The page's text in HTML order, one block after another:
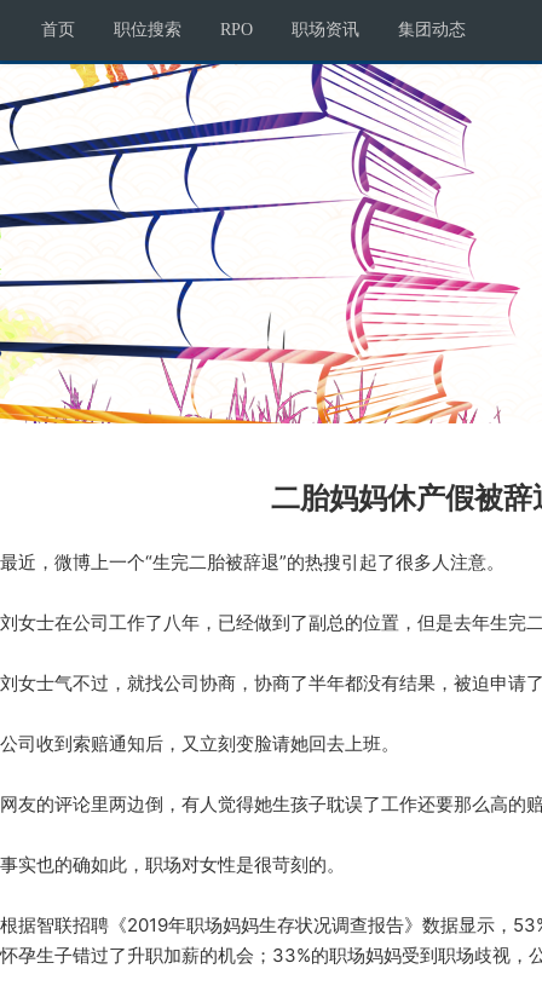
首页 职位搜索 RPO 职场资讯 集团动态
二胎妈妈休产假被
最近，微博上一个“生完二胎被辞退”的热搜引起了很多人注意。
刘女士在公司工作了八年，已经做到了副总的位置，但是去年生完
刘女士气不过，就找公司协商，协商了半年都没有结果，被迫申请
公司收到索赔通知后，又立刻变脸请她回去上班。
网友的评论里两边倒，有人觉得她生孩子耽误了工作还要那么高
事实也的确如此，职场对女性是很苛刻的。
根据智联招聘《2019年职场妈妈生存状况调查报告》数据显示，
怀孕生子错过了升职加薪的机会；33%的职场妈妈受到职场歧视，